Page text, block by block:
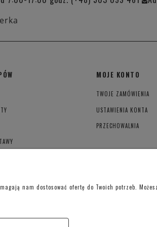
MOJE KONTO
TWOJE ZAMÓWIENIA
USTAWIENIA KONTA
PRZECHOWALNIA
Poniedziałek-Piątek: 09:00 -
nam dostosować ofertę do Twoich potrzeb.